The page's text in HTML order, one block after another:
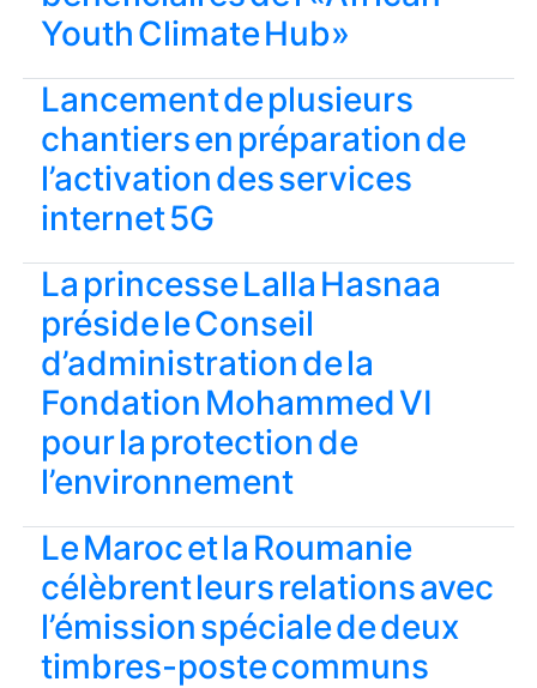
Youth Climate Hub»
Lancement de plusieurs
chantiers en préparation de
l’activation des services
internet 5G
La princesse Lalla Hasnaa
préside le Conseil
d’administration de la
Fondation Mohammed VI
pour la protection de
l’environnement
Le Maroc et la Roumanie
célèbrent leurs relations avec
l’émission spéciale de deux
timbres-poste communs